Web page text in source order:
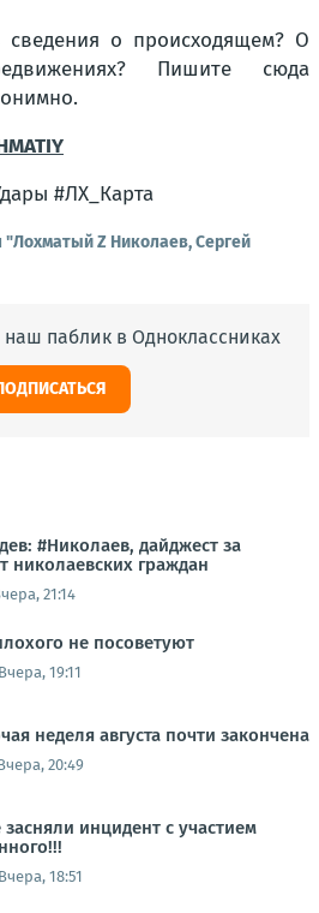
о происходящем? О
Пишите сюда
#ЛХ_Карта
Z Николаев, Сергей
паблик в Одноклассниках
#Николаев, дайджест за
николаевских граждан
21:14
не посоветуют
Вчера, 19:11
неделя августа почти закончена
20:49
инцидент с участием
Вчера, 18:51